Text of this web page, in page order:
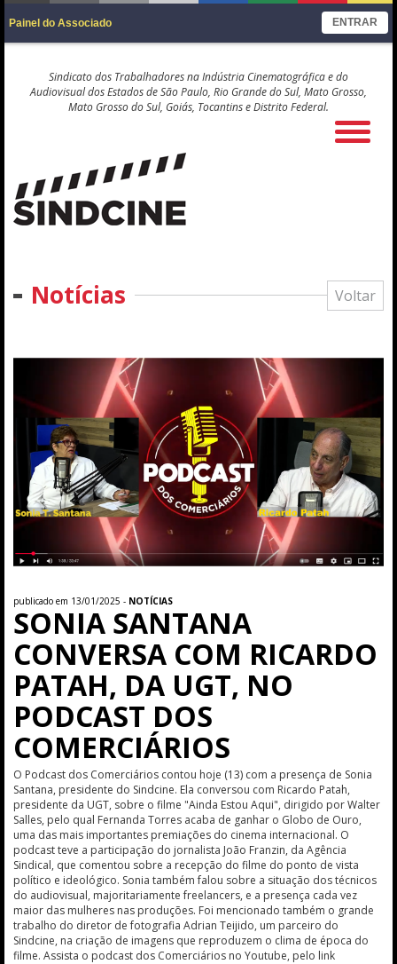
Painel do Associado ENTRAR
Sindicato dos Trabalhadores na Indústria Cinematográfica e do
Audiovisual dos Estados de São Paulo, Rio Grande do Sul, Mato Grosso,
Mato Grosso do Sul, Goiás, Tocantins e Distrito Federal.
Voltar
Notícias
publicado em 13/01/2025 - NOTÍCIAS
SONIA SANTANA
CONVERSA COM RICARDO
PATAH, DA UGT, NO
PODCAST DOS
COMERCIÁRIOS
O Podcast dos Comerciários contou hoje (13) com a presença de Sonia
Santana, presidente do Sindcine. Ela conversou com Ricardo Patah,
presidente da UGT, sobre o filme "Ainda Estou Aqui", dirigido por Walter
Salles, pelo qual Fernanda Torres acaba de ganhar o Globo de Ouro,
uma das mais importantes premiações do cinema internacional. O
podcast teve a participação do jornalista João Franzin, da Agência
Sindical, que comentou sobre a recepção do filme do ponto de vista
político e ideológico. Sonia também falou sobre a situação dos técnicos
do audiovisual, majoritariamente freelancers, e a presença cada vez
maior das mulheres nas produções. Foi mencionado também o grande
trabalho do diretor de fotografia Adrian Teijido, um parceiro do
Sindcine, na criação de imagens que reproduzem o clima de época do
filme. Assista o podcast dos Comerciários no Youtube, pelo link